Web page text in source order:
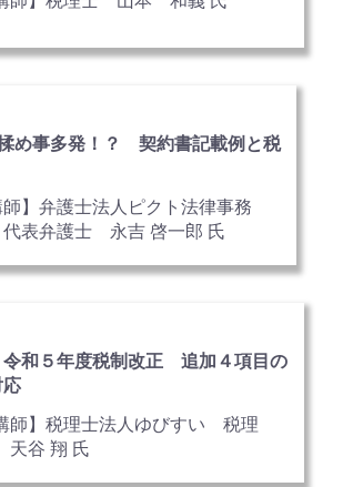
め事多発！？ 契約書記載例と税
師】弁護士法人ピクト法律事務
表弁護士 永吉 啓一郎 氏
和５年度税制改正 追加４項目の
師】税理士法人ゆびすい 税理
谷 翔 氏